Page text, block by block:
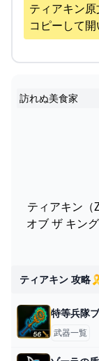
ティアキン
コピーして開
訪れぬ美食家
ティアキン
オブ ザ キン
ティアキン 攻
特等兵隊
武器一覧